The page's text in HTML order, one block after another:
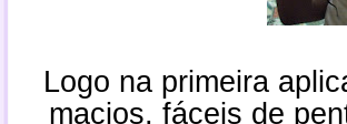
Logo na primeira
macios, fáceis de